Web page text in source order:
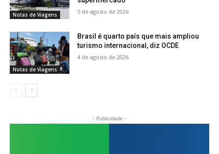
Notas de Viagens 5 de agosto de 2026
Notas de Viagens
Brasil é quarto país que mais ampliou
turismo internacional, diz OCDE
4 de agosto de 2026
- Publicidade -